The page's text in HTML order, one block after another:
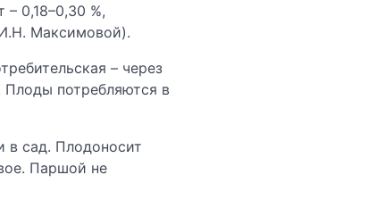
– 0,18–0,30 %,
Максимовой).
– через
Плоды потребляются в
в сад. Плодоносит
Паршой не